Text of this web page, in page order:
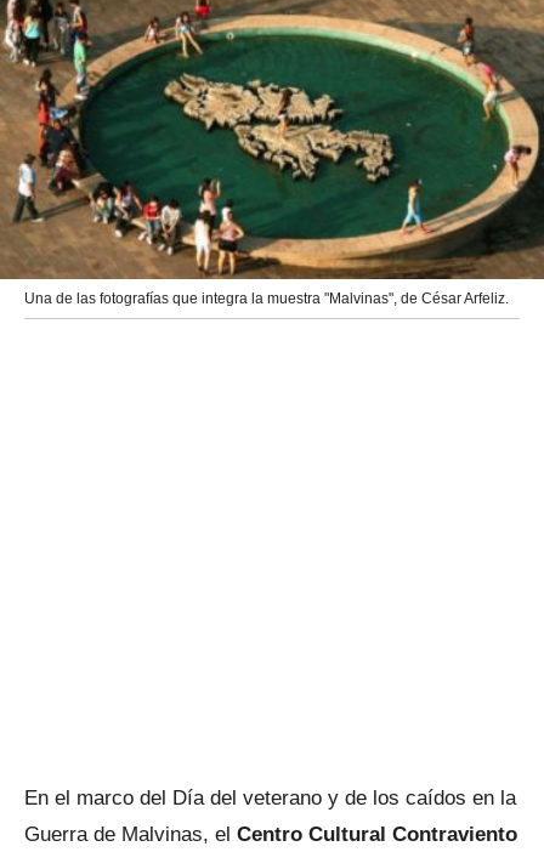
Una de las fotografías que integra la muestra "Malvinas", de César Arfeliz.
En el marco del Día del veterano y de los caídos en la
Guerra de Malvinas, el Centro Cultural Contraviento